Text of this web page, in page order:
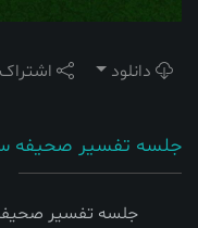
دانلود
جلسه تفسیر صحیفه
جلسه تفسیر